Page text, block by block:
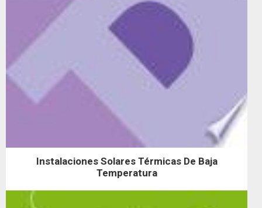
Instalaciones Solares Térmicas De Baja
Temperatura